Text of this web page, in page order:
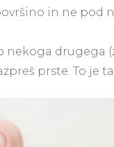
in ne pod
drugega
prste. To je ta